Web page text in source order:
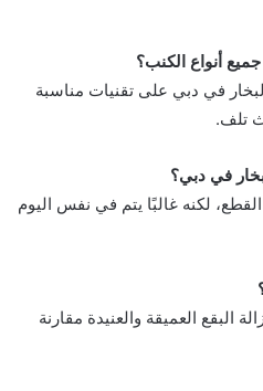
في دبي على تقنيات مناسبة
تلف.
لكنه غالبًا يتم في نفس اليوم
البقع العميقة والعنيدة مقارنة